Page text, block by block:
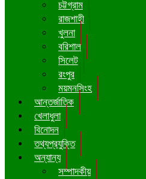
চট্টগ্রাম
রাজশাহী
খুলনা
বরিশাল
সিলেট
রংপুর
ময়মনসিংহ
আন্তর্জাতিক
খেলাধুলা
বিনোদন
তথ্যপ্রযুক্তি
অন্যান্য
সম্পাদকীয়